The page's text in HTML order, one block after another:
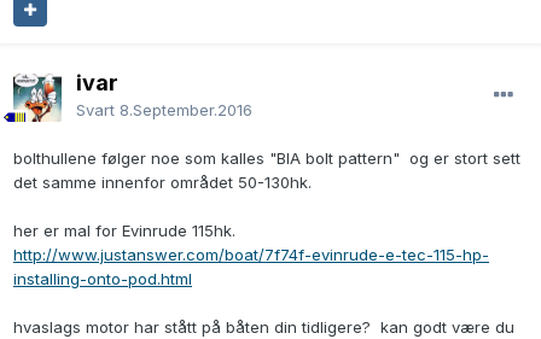
ivar
Svart 8.September.2016
bolthullene følger noe som kalles "BIA bolt pattern" og er stort sett
det samme innenfor området 50-130hk.
her er mal for Evinrude 115hk.
http://www.justanswer.com/boat/7f74f-evinrude-e-tec-115-hp-
installing-onto-pod.html
hvaslags motor har stått på båten din tidligere? kan godt være du